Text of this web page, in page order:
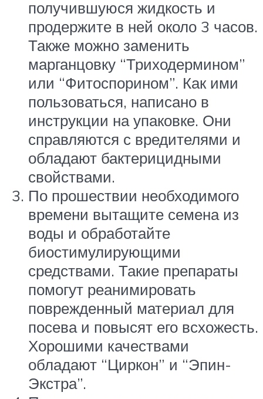
получившуюся жидкость и
продержите в ней около 3 часов.
Также можно заменить
марганцовку “Триходермином”
или “Фитоспорином”. Как ими
пользоваться, написано в
инструкции на упаковке. Они
справляются с вредителями и
обладают бактерицидными
свойствами.
По прошествии необходимого
времени вытащите семена из
воды и обработайте
биостимулирующими
средствами. Такие препараты
помогут реанимировать
поврежденный материал для
посева и повысят его всхожесть.
Хорошими качествами
обладают “Циркон” и “Эпин-
Экстра”.